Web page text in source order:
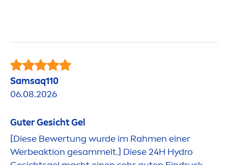
Samsaq110
06.08.2026
Guter Gesicht Gel
[Diese Bewertung wurde im Rahmen einer
Werbeaktion gesammelt.] Diese 24H Hydro